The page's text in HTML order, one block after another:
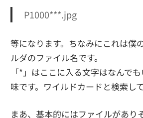
P1000***.jpg
等になります。ちなみにこれは僕
ルダのファイル名です。
「*」はここに入る文字はなんで
味です。ワイルドカードと検索し
まあ、基本的にはファイルがあり